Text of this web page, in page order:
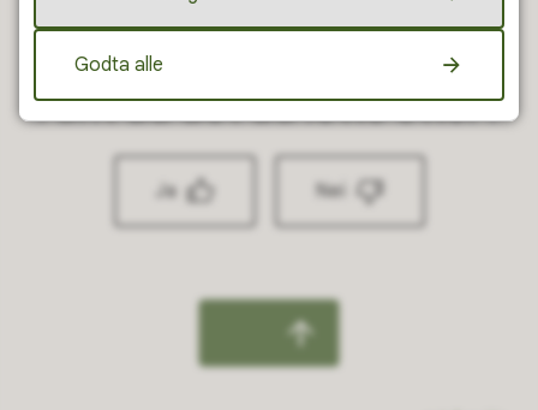
Fant du det du lette etter?
Ja Nei
Godta alle